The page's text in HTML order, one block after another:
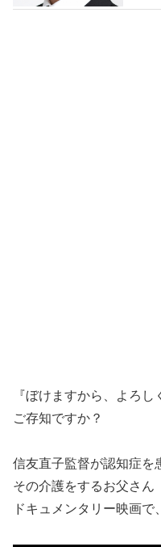
『ぼけますから、よろ
ご存知ですか？
信友直子監督が認知症を
その介護をするお父さん
ドキュメンタリー映画で